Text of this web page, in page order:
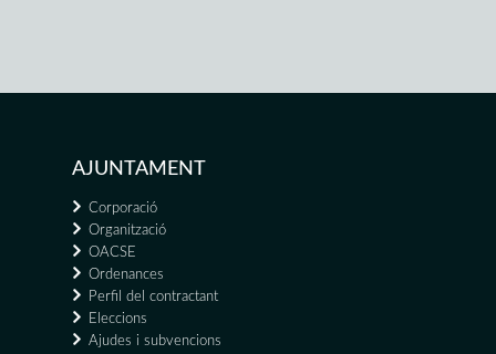
AJUNTAMENT
Corporació
Organització
OACSE
Ordenances
Perfil del contractant
Eleccions
Ajudes i subvencions